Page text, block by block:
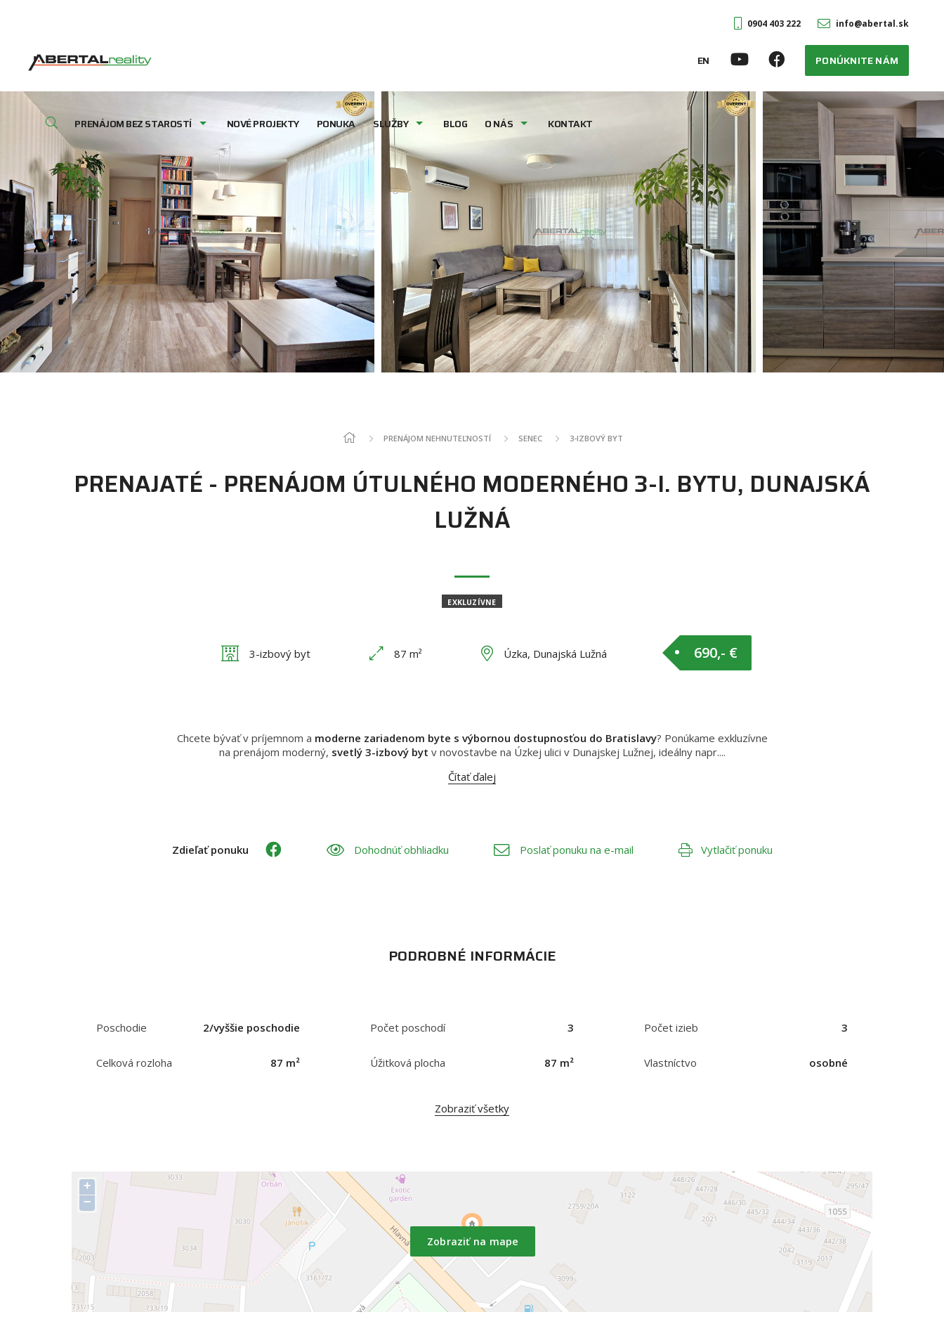
0904 403 222 info@abertal.sk
EN PONÚKNITE NÁM
PRENÁJOM BEZ STAROSTÍ NOVÉ PROJEKTY PONUKA SLUŽBY BLOG O NÁS KONTAKT
PRENÁJOM NEHNUTEĽNOSTÍ SENEC 3-IZBOVÝ BYT
PRENAJATÉ - PRENÁJOM ÚTULNÉHO MODERNÉHO 3-I. BYTU, DUNAJSKÁ
LUŽNÁ
EXKLUZÍVNE
3-izbový byt 87 m² Úzka, Dunajská Lužná 690,- €
Chcete bývať v príjemnom a moderne zariadenom byte s výbornou dostupnosťou do Bratislavy? Ponúkame exkluzívne
na prenájom moderný, svetlý 3-izbový byt v novostavbe na Úzkej ulici v Dunajskej Lužnej, ideálny napr....
Čítať ďalej
Zdieľať ponuku Dohodnúť obhliadku Poslať ponuku na e-mail Vytlačiť ponuku
PODROBNÉ INFORMÁCIE
Poschodie 2/vyššie poschodie Počet poschodí 3 Počet izieb 3
Celková rozloha 87 m² Úžitková plocha 87 m² Vlastníctvo osobné
Zobraziť všetky
Zobraziť na mape
+
−